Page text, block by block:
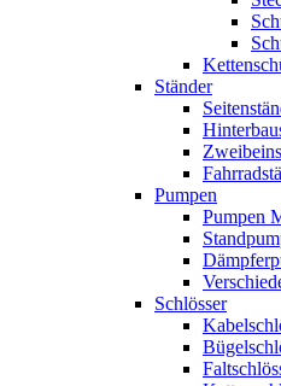
Ständer
Pumpen
Pumpen
Schlösser